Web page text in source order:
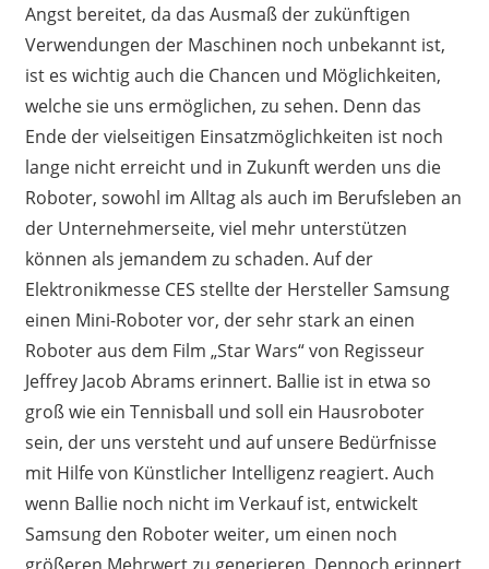
Angst bereitet, da das Ausmaß der zukünftigen
Verwendungen der Maschinen noch unbekannt ist,
ist es wichtig auch die Chancen und Möglichkeiten,
welche sie uns ermöglichen, zu sehen. Denn das
Ende der vielseitigen Einsatzmöglichkeiten ist noch
lange nicht erreicht und in Zukunft werden uns die
Roboter, sowohl im Alltag als auch im Berufsleben an
der Unternehmerseite, viel mehr unterstützen
können als jemandem zu schaden. Auf der
Elektronikmesse CES stellte der Hersteller Samsung
einen Mini-Roboter vor, der sehr stark an einen
Roboter aus dem Film „Star Wars“ von Regisseur
Jeffrey Jacob Abrams erinnert. Ballie ist in etwa so
groß wie ein Tennisball und soll ein Hausroboter
sein, der uns versteht und auf unsere Bedürfnisse
mit Hilfe von Künstlicher Intelligenz reagiert. Auch
wenn Ballie noch nicht im Verkauf ist, entwickelt
Samsung den Roboter weiter, um einen noch